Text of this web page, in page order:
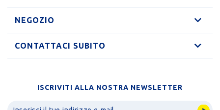
NEGOZIO
CONTATTACI SUBITO
ISCRIVITI ALLA NOSTRA NEWSLETTER